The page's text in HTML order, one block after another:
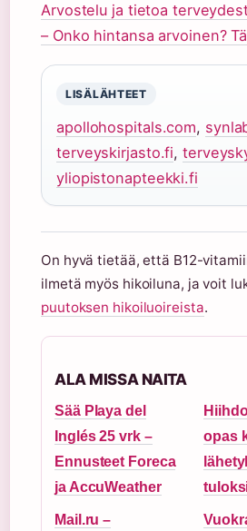
Arvostelu ja tietoa
– Onko hintansa arvoinen?
LISÄLÄHTEET
apollohospitals.com,
terveyskirjasto.fi,
yliopistonapteekki.fi
On hyvä tietää, että B12-
ilmetä myös hikoiluna, ja voit
puutoksen hikoiluoireista.
ALA MISSA NAITA
Sää Playa del
Inglés 25 vrk –
Ennusteet Foreca
ja AccuWeather
opas
Mail.ru –